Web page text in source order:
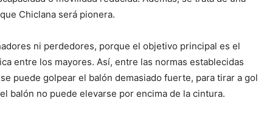
Chiclana será pionera.
ni perdedores, porque el objetivo principal es el
entre los mayores. Así, entre las normas establecidas
puede golpear el balón demasiado fuerte, para tirar a gol
balón no puede elevarse por encima de la cintura.